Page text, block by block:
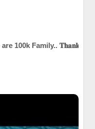
𝐓𝐡𝐚𝐧𝐤 𝐘𝐨𝐮.,